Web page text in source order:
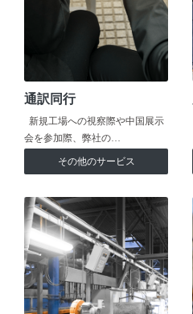
通訳同行
新規工場への視察際や中国展示
会を参加際、弊社の…
その他のサービス